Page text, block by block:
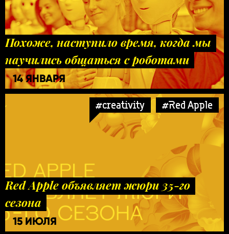
Похоже, наступило время, когда мы
научились общаться с роботами
14 ЯНВАРЯ
#creativity #Red Apple
Red Apple объявляет жюри 35-го
сезона
15 ИЮЛЯ